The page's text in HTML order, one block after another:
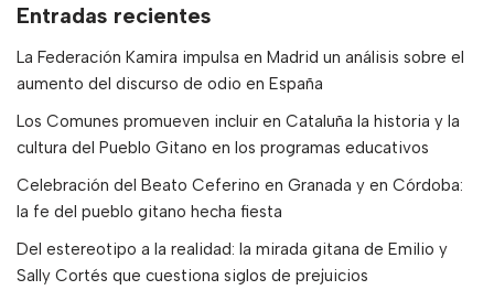
Entradas recientes
La Federación Kamira impulsa en Madrid un análisis sobre el
aumento del discurso de odio en España
Los Comunes promueven incluir en Cataluña la historia y la
cultura del Pueblo Gitano en los programas educativos
Celebración del Beato Ceferino en Granada y en Córdoba:
la fe del pueblo gitano hecha fiesta
Del estereotipo a la realidad: la mirada gitana de Emilio y
Sally Cortés que cuestiona siglos de prejuicios